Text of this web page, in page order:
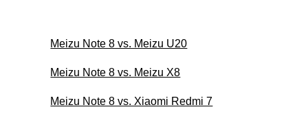
Meizu Note 8 vs. Meizu U20
Meizu Note 8 vs. Meizu X8
Meizu Note 8 vs. Xiaomi Redmi 7